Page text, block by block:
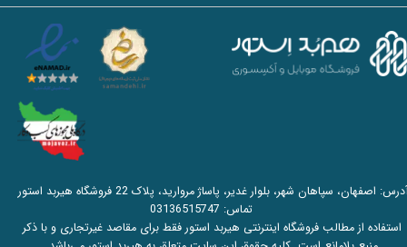
آدرس: اصفهان، سپاهان شهر، بلوار غدیر، پاساژ مروارید، پلاک 22 فروشگاه هیربد استور
تماس: 03136515747
استفاده از مطالب فروشگاه اینترنتی هیربد استور فقط برای مقاصد غیرتجاری و با ذکر